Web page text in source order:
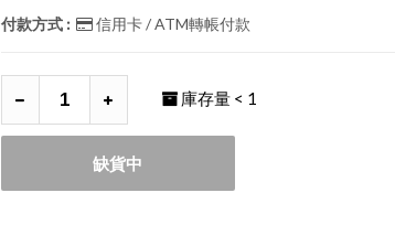
付款方式 : 信用卡 / ATM轉帳付款
庫存量 < 1
缺貨中